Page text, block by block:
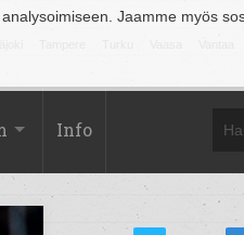
Jaamme myös
Info